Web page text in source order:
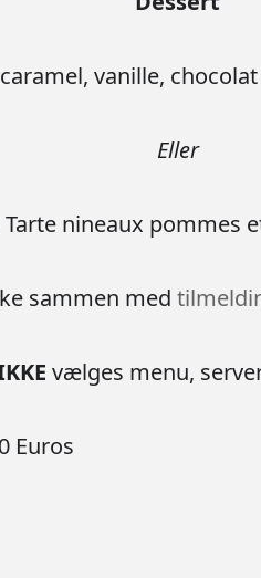
vanille,
Eller
Tarte nineaux pommes
sammen med
vælges menu,
Euros